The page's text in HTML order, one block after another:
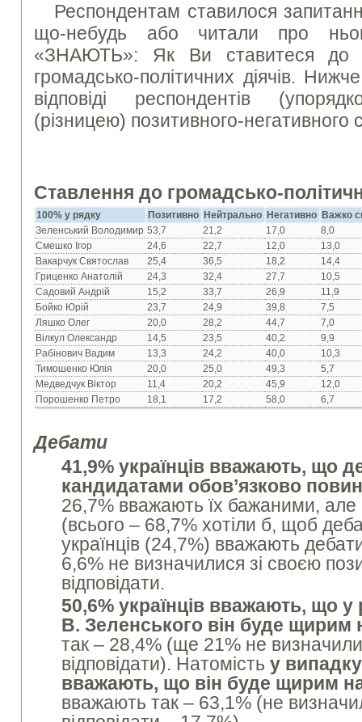
Респондентам ставилося
що-небудь або читали про
«ЗНАЮТЬ»: Як Ви ставитеся до
громадсько-політичних діячів.
відповіді респондентів
(різницею) позитивного-негативного
Ставлення до громадсько-
100% у рядку Позитивно Нейтрально Негативно Важко
Зеленський Володимир 53,7 21,2 17,0
8,0
Смешко Ігор
24,6 22,7 12,0
13,0
Вакарчук Святослав
25,4 36,5 18,2
14,4
Гриценко Анатолій
24,3 32,4 27,7
10,5
Садовий Андрій
15,2 33,7 26,9
11,9
Бойко Юрій
23,7 24,9 39,8
7,5
Ляшко Олег
20,0 28,2 44,7
7,0
Вілкул Олександр
14,5 23,5 40,2
9,9
Рабінович Вадим
13,3 24,2 40,0
10,3
Тимошенко Юлія
20,0 25,0 49,3
5,7
Медведчук Віктор
11,4 20,2 45,9
12,0
Порошенко Петро
18,1 17,2 58,0 6,7
Дебати
41,9% українців вважають, що
кандидатами обов’язково
26,7% вважають їх бажаними, але
(всього – 68,7% хотіли б, щоб
українців (24,7%) вважають
6,6% не визначилися зі своєю
відповідати.
50,6% українців вважають, що у
В. Зеленського він буде щирим
так – 28,4% (ще 21% не
відповідати). Натомістьу
вважають, що він буде щирим
вважають так – 63,1% (не